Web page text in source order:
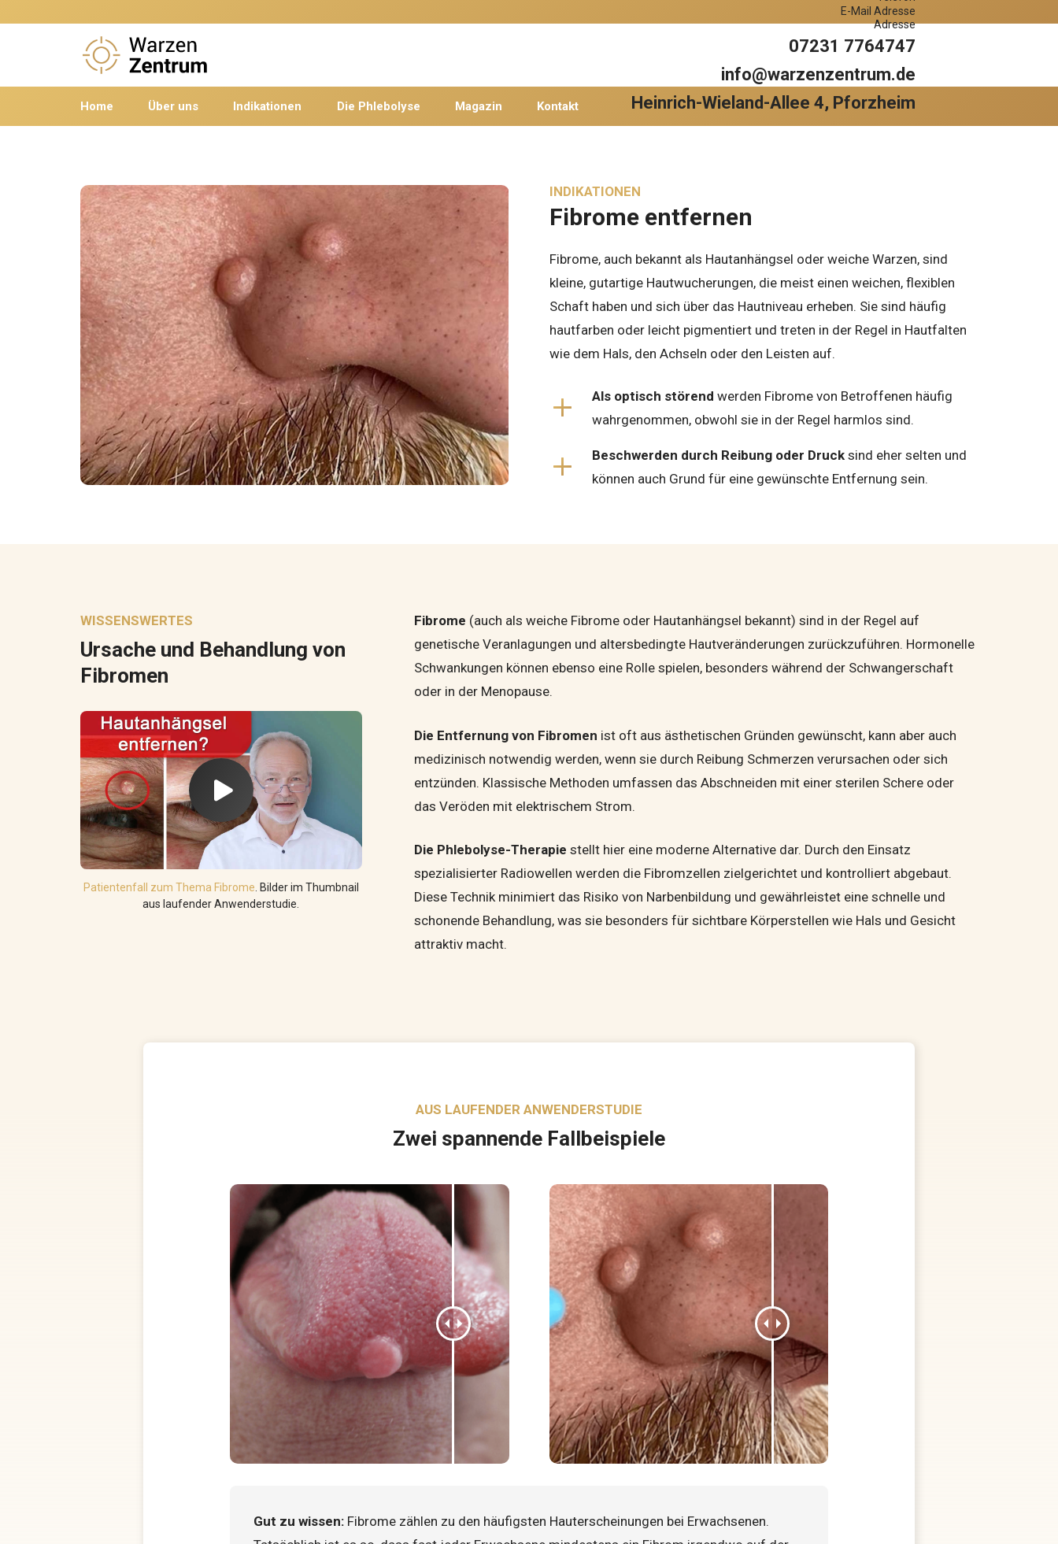
E-Mail Adresse
Adresse
07231 7764747
info@warzenzentrum.de
Heinrich-Wieland-Allee 4, Pforzheim
Home Über uns Indikationen Die Phlebolyse Magazin Kontakt
INDIKATIONEN
Fibrome entfernen
Fibrome, auch bekannt als Hautanhängsel oder weiche Warzen, sind
kleine, gutartige Hautwucherungen, die meist einen weichen, flexiblen
Schaft haben und sich über das Hautniveau erheben. Sie sind häufig
hautfarben oder leicht pigmentiert und treten in der Regel in Hautfalten
wie dem Hals, den Achseln oder den Leisten auf.
Als optisch störend werden Fibrome von Betroffenen häufig
wahrgenommen, obwohl sie in der Regel harmlos sind.
Beschwerden durch Reibung oder Druck sind eher selten und
können auch Grund für eine gewünschte Entfernung sein.
WISSENSWERTES
Ursache und Behandlung von
Fibromen
Patientenfall zum Thema Fibrome. Bilder im Thumbnail
aus laufender Anwenderstudie.
Fibrome (auch als weiche Fibrome oder Hautanhängsel bekannt) sind in der Regel auf
genetische Veranlagungen und alters­bedingte Hautveränderungen zurückzu­führen. Hormonelle
Schwankungen können ebenso eine Rolle spielen, besonders während der Schwangerschaft
oder in der Menopause.
Die Entfernung von Fibromen ist oft aus ästhetischen Gründen gewünscht, kann aber auch
medizinisch notwendig werden, wenn sie durch Reibung Schmerzen verursachen oder sich
entzünden. Klassische Methoden umfassen das Abschneiden mit einer sterilen Schere oder
das Veröden mit elektrischem Strom.
Die Phlebolyse-Therapie stellt hier eine moderne Alternative dar. Durch den Einsatz
spezialisierter Radiowellen werden die Fibromzellen zielgerichtet und kontrolliert abgebaut.
Diese Technik minimiert das Risiko von Narbenbildung und gewährleistet eine schnelle und
schonende Behandlung, was sie besonders für sichtbare Körper­stellen wie Hals und Gesicht
attraktiv macht.
AUS LAUFENDER ANWENDERSTUDIE
Zwei spannende Fallbeispiele
Gut zu wissen: Fibrome zähl­en zu den häufigsten Haut­erschei­nungen bei Erwachs­enen.